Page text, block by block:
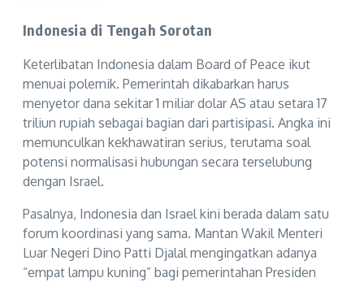
Indonesia di Tengah Sorotan
Keterlibatan Indonesia dalam Board of Peace ikut
menuai polemik. Pemerintah dikabarkan harus
menyetor dana sekitar 1 miliar dolar AS atau setara 17
triliun rupiah sebagai bagian dari partisipasi. Angka ini
memunculkan kekhawatiran serius, terutama soal
potensi normalisasi hubungan secara terselubung
dengan Israel.
Pasalnya, Indonesia dan Israel kini berada dalam satu
forum koordinasi yang sama. Mantan Wakil Menteri
Luar Negeri Dino Patti Djalal mengingatkan adanya
“empat lampu kuning” bagi pemerintahan Presiden